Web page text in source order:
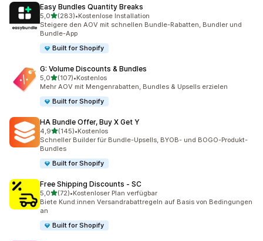
Easy Bundles Quantity Breaks
5,0von 5 Sternen
(283)
283 Rezensionen insgesamt
•Kostenlose Installation
Steigere den AOV mit schnellen Bundle-Rabatten, Bundler und
Bundle-App
Built for Shopify
G: Volume Discounts & Bundles
5,0von 5 Sternen
(107)
107 Rezensionen insgesamt
•Kostenlos
Mehr AOV mit Mengenrabatten, Bundles & Upsells erzielen
Built for Shopify
HA Bundle Offer, Buy X Get Y
4,9von 5 Sternen
(145)
145 Rezensionen insgesamt
•Kostenlos
Schneller Builder für Bundle-Upsells, BYOB- und BOGO-Produkt-
Bundles
Built for Shopify
Free Shipping Discounts ‑ SC
5,0von 5 Sternen
(72)
72 Rezensionen insgesamt
•Kostenloser Plan verfügbar
Biete Kund:innen Versandrabattregeln auf Basis von Bedingungen
an
Built for Shopify